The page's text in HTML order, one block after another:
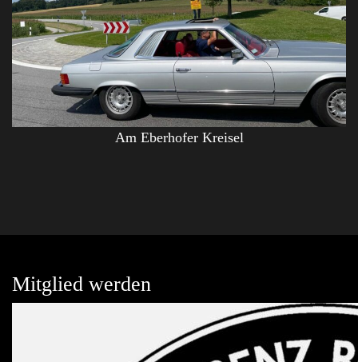
Am Eberhofer Kreisel
Mitglied werden